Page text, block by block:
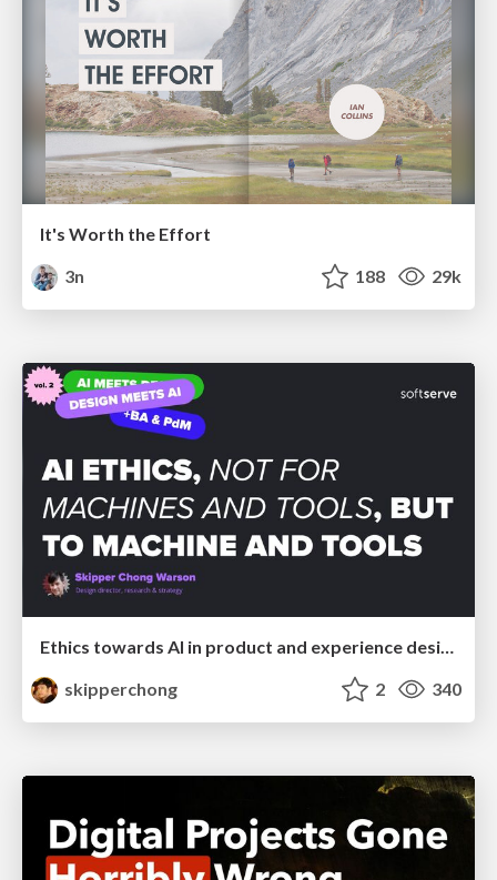
It's Worth the Effort
3n
188 29k
Ethics towards AI in product and experience design
skipperchong
2 340